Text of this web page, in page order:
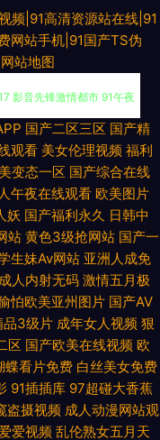
频|91高清资源站在线|91
网站手机|91国产TS伪
网站地图
夜剧场 国产乱码一区在线
影音先锋激情都市 91午夜
航 深夜福利入口 69xbcom
娱视频91 欧美一页一区 熟
院 东京热人人中出 国产在
洲天堂 午夜H片 伊人成人
音先锋亚洲自拍 AV蓝福利
精品久久综合日 久久伊人
国产二区三区 国产精
观看 美女伦理视频 福利
变态一区 国产综合在线
午夜在线观看 欧美图片
妖 国产福利永久 日韩中
站 黄色3级抢网站 国产一
生妹Av网站 亚洲人成免
人内射无码 激情五月极
怕欧美亚州图片 国产AV
品3级片 成年女人视频 狠
区 国产欧美在线视频 欧
蝶看片免费 白丝美女免费
91插插库 97超碰大香蕉
盗摄视频 成人动漫网站观
爱视频 乱伦熟女五月天